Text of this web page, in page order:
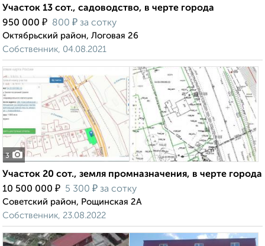
Участок 13 сот., садоводство, в черте города
950 000 ₽ 800 ₽ за сотку
Октябрьский район, Логовая 26
Собственник, 04.08.2021
3
Участок 20 сот., земля промназначения, в черте города
10 500 000 ₽ 5 300 ₽ за сотку
Советский район, Рощинская 2А
Собственник, 23.08.2022